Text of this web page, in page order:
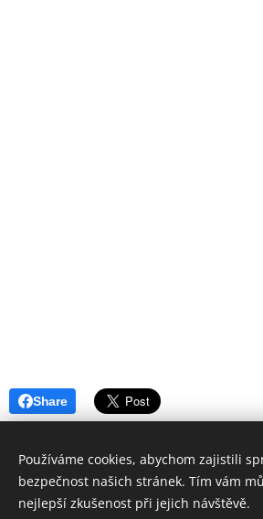
Share
Používáme cookies, abychom zajistili
bezpečnost našich stránek. Tím vám
nejlepší zkušenost při jejich návštěvě.